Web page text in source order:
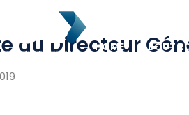
HOME ABOUT
au Directeur